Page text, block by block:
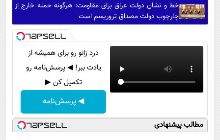
خط و نشان دولت عراق برای مقاومت: هرگونه حمله خارج از
چارچوب دولت مصداق تروریسم است
درد زانو رو برای همیشه از
یادت ببر! ◀ پرسش‌نامه رو
تکمیل کن ▶
◀ پرسش‌نامه
مطالب پیشنهادی